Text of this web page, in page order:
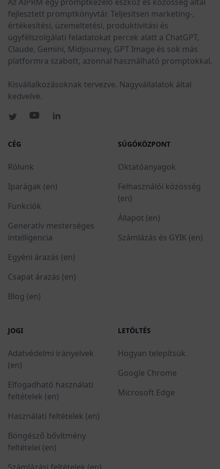
fejlesztett promptkönyvtár. Teljesítsen marketing-,
értékesítési, üzemeltetési, produktivitási és
ügyfélszolgálati feladatokat percek alatt a ChatGPT,
Claude, Gemini, Midjourney, GPT Image és sok más
platformra szabott, azonnal használható promptokkal.
Kisvállalkozásoknak tervezve. Nagyvállalatok által
kedvelve.
CÉG
Rólunk
Iparágak (en)
Funkciók
Generatív mesterséges
intelligencia
Egyéni árazás (en)
Csapat árazás (en)
Blog (en)
SÚGÓKÖZPONT
Oktatóanyagok
Felhasználói közösség
(en)
Állapot (en)
Számlázás és GYIK (en)
JOGI
Adatvédelmi irányelvek
(en)
Elfogadható használati
feltételek (en)
Használati feltételek (en)
Böngésző bővítmény
feltételei (en)
LETÖLTÉS
Hogyan telepítsük
Google Chrome
Microsoft Edge